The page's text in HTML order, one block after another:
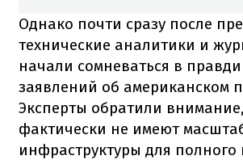
Однако почти сразу после
технические аналитики и
начали сомневаться в
заявлений об американском
Эксперты обратили
фактически не имеют
инфраструктуры для полного